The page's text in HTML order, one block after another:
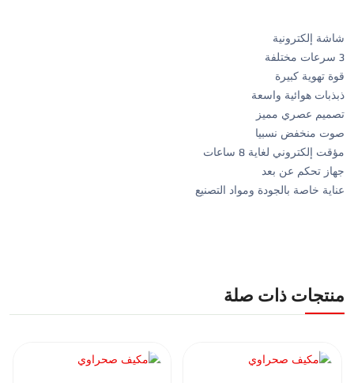
شاشة إلكترونية
3 سرعات مختلفة
قوة تهوية كبيرة
ذبذبات هوائية واسعة
تصميم عصري مميز
صوت منخفض نسبيا
مؤقت إلكتروني لغاية 8 ساعات
جهاز تحكم عن بعد
عناية خاصة بالجودة ومواد التصنيع
منتجات ذات صلة